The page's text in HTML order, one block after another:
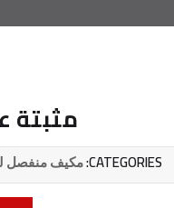
مثبتة
CATEGORIES: مكيف منفصل